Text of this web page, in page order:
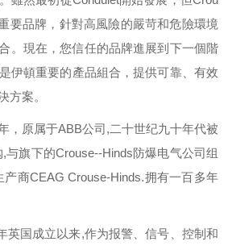
要品牌，針對高風險的嚴苛和危險環境
。現在，您信任的品牌進展到下一個階
伊頓重要的產品組合，提供可靠、有效
方案。
，原属于ABB公司,二十世纪九十年代被
,与旗下的Crouse--Hinds防爆电气公司组
产商CEAG Crouse-Hinds.拥有一百多年
英国成立以来,作为报警、信号、控制和